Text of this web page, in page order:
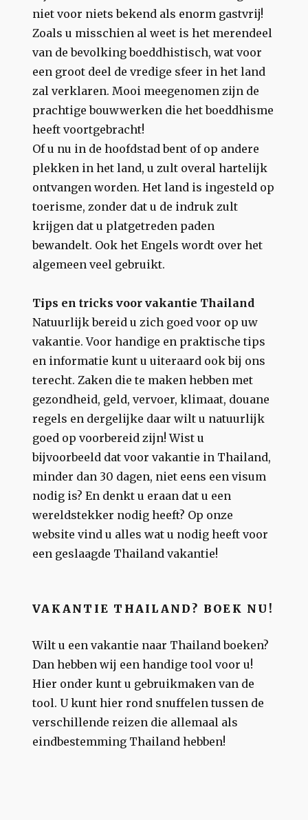
niet voor niets bekend als enorm gastvrij!
Zoals u misschien al weet is het merendeel
van de bevolking boeddhistisch, wat voor
een groot deel de vredige sfeer in het land
zal verklaren. Mooi meegenomen zijn de
prachtige bouwwerken die het boeddhisme
heeft voortgebracht!
Of u nu in de hoofdstad bent of op andere
plekken in het land, u zult overal hartelijk
ontvangen worden. Het land is ingesteld op
toerisme, zonder dat u de indruk zult
krijgen dat u platgetreden paden
bewandelt. Ook het Engels wordt over het
algemeen veel gebruikt.
Tips en tricks voor vakantie Thailand
Natuurlijk bereid u zich goed voor op uw
vakantie. Voor handige en praktische tips
en informatie kunt u uiteraard ook bij ons
terecht. Zaken die te maken hebben met
gezondheid, geld, vervoer, klimaat, douane
regels en dergelijke daar wilt u natuurlijk
goed op voorbereid zijn! Wist u
bijvoorbeeld dat voor vakantie in Thailand,
minder dan 30 dagen, niet eens een visum
nodig is? En denkt u eraan dat u een
wereldstekker nodig heeft? Op onze
website vind u alles wat u nodig heeft voor
een geslaagde Thailand vakantie!
VAKANTIE THAILAND? BOEK NU!
Wilt u een vakantie naar Thailand boeken?
Dan hebben wij een handige tool voor u!
Hier onder kunt u gebruikmaken van de
tool. U kunt hier rond snuffelen tussen de
verschillende reizen die allemaal als
eindbestemming Thailand hebben!